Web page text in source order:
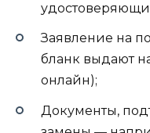
Заявление на
бланк выдают
онлайн);
Документы,